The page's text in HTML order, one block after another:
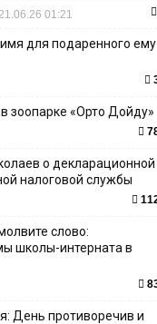
01:21
для подаренного ему
зоопарке «Орто Дойду»
о декларационной
налоговой службы
слово:
школы-интерната в
День противоречив и